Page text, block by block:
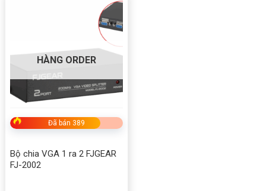
HÀNG ORDER
Đã bán 389
Bộ chia VGA 1 ra 2 FJGEAR
FJ-2002